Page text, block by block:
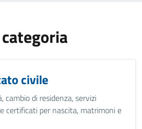
civile
cambio di residenza, servizi
certificati per nascita, matrimoni e